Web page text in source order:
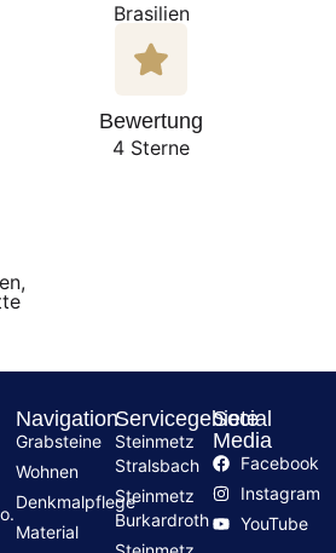
Brasilien
Bewertung
4 Sterne
Navigation
Grabsteine
Wohnen
Denkmalpflege
Material
Servicegebiete
Steinmetz
Stralsbach
Steinmetz
Burkardroth
Social
Media
Facebook
Instagram
YouTube